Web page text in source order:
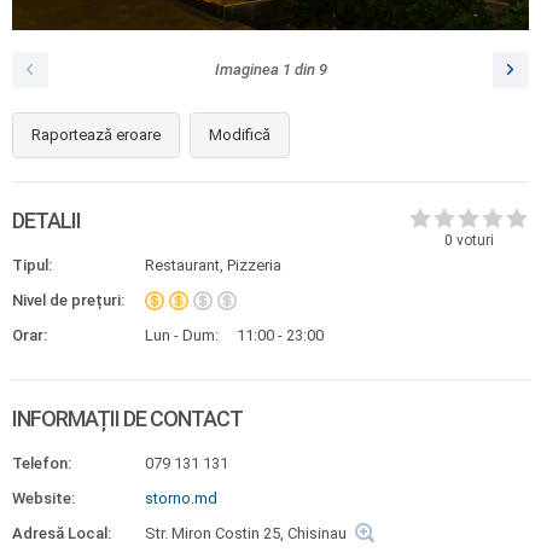
Imaginea 1 din 9
Raportează eroare Modifică
0 voturi
DETALII
Tipul:
Restaurant, Pizzeria
Nivel de prețuri:
Orar:
Lun - Dum: 11:00 - 23:00
INFORMAȚII DE CONTACT
Telefon:
079 131 131
Website:
storno.md
Adresă Local:
Str. Miron Costin 25, Chisinau